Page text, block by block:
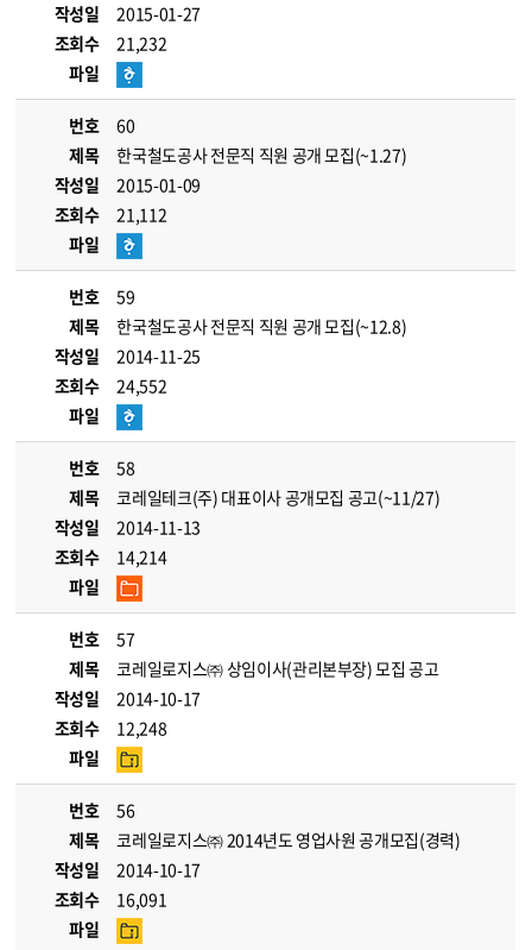
작성일
2015-01-27
조회수
21,232
파일
번호
60
제목
한국철도공사 전문직 직원 공개 모집(~1.27)
작성일
2015-01-09
조회수
21,112
파일
번호
59
제목
한국철도공사 전문직 직원 공개 모집(~12.8)
작성일
2014-11-25
조회수
24,552
파일
번호
58
제목
코레일테크(주) 대표이사 공개모집 공고(~11/27)
작성일
2014-11-13
조회수
14,214
파일
번호
57
제목
코레일로지스㈜ 상임이사(관리본부장) 모집 공고
작성일
2014-10-17
조회수
12,248
파일
번호
56
제목
코레일로지스㈜ 2014년도 영업사원 공개모집(경력)
작성일
2014-10-17
조회수
16,091
파일